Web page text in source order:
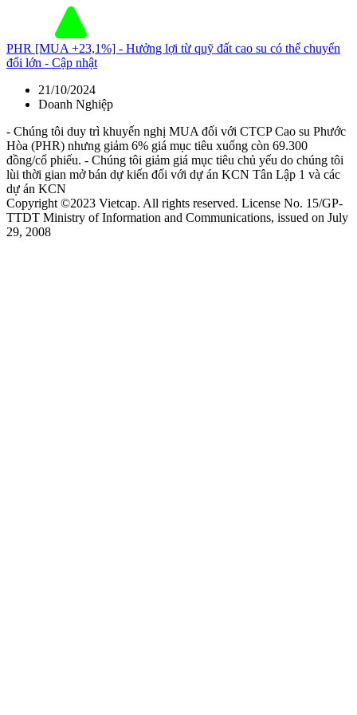
PHR [MUA +23,1%] - Hưởng lợi từ quỹ đất cao su có thể chuyển
đổi lớn - Cập nhật
21/10/2024
Doanh Nghiệp
- Chúng tôi duy trì khuyến nghị MUA đối với CTCP Cao su Phước
Hòa (PHR) nhưng giảm 6% giá mục tiêu xuống còn 69.300
đồng/cổ phiếu. - Chúng tôi giảm giá mục tiêu chủ yếu do chúng tôi
lùi thời gian mở bán dự kiến đối với dự án KCN Tân Lập 1 và các
dự án KCN
Copyright ©2023 Vietcap. All rights reserved. License No. 15/GP-
TTDT Ministry of Information and Communications, issued on July
29, 2008